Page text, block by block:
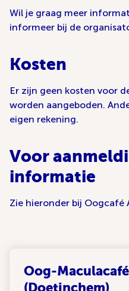
Wil je graag meer
informeer bij de
Kosten
Er zijn geen kosten voor
worden aangeboden.
eigen rekening.
Voor
informatie
Zie hieronder bij
Oog-
(Doetinchem)